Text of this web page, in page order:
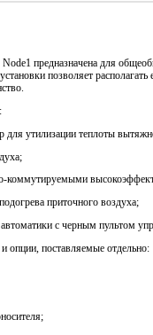
Node1 предназначена для
позволяет
для утилизации теплоты
коммутируемыми
приточного воздуха;
автоматики с черным пультом
опции, поставляемые отдельно: